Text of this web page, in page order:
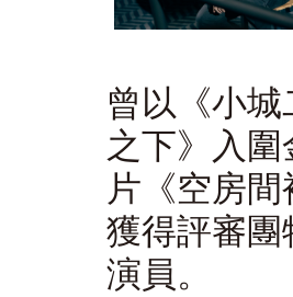
曾以《小
之下》入
片《空房
獲得評審
演員。